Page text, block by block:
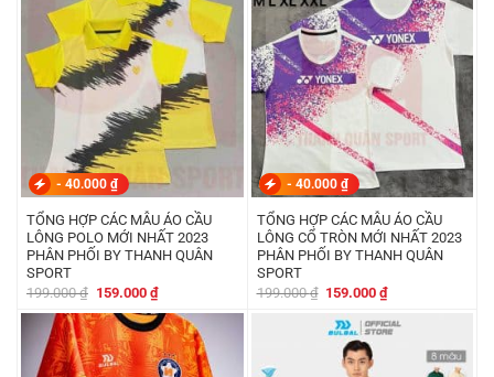
169.000 ₫.
219.000 ₫.
- 40.000 ₫
TỔNG HỢP CÁC MẪU ÁO CẦU
LÔNG POLO MỚI NHẤT 2023
PHÂN PHỐI BY THANH QUÂN
SPORT
199.000₫ Giá
là:
199.000 ₫.
159.000 ₫Giá
hiện
tại
là:
159.000 ₫.
- 40.000 ₫
TỔNG HỢP CÁC MẪU ÁO CẦU
LÔNG CỔ TRÒN MỚI NHẤT 2023
PHÂN PHỐI BY THANH QUÂN
SPORT
199.000₫ Giá
là:
199.000 ₫.
159.000₫Giá
tại
là: